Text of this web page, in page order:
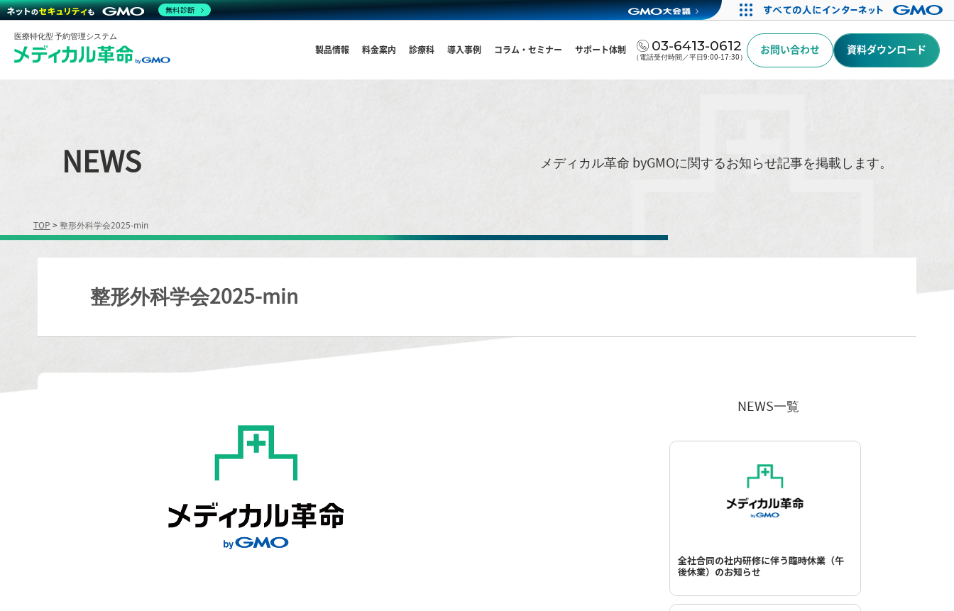
医療特化型 予約管理システム
製品情報 料金案内 診療科 導入事例 コラム・セミナー サポート体制 03-6413-0612
（電話受付時間／平日9:00-17:30）
お問い合わせ 資料ダウンロード
NEWS メディカル革命 byGMOに関するお知らせ記事を掲載します。
TOP > 整形外科学会2025-min
整形外科学会2025-min
NEWS一覧
全社合同の社内研修に伴う臨時休業（午
後休業）のお知らせ
無料診断